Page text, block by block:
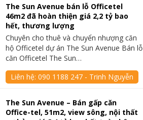
The Sun Avenue bán lỗ Officetel
46m2 đã hoàn thiện giá 2,2 tỷ bao
hết, thương lượng
Chuyên cho thuê và chuyển nhượng căn
hộ Officetel dự án The Sun Avenue Bán lỗ
căn Officetel The Sun…
Liên hệ:090 1188 247 - Trinh Nguyễn
The Sun Avenue – Bán gấp căn
Office-tel, 51m2, view sông, nội thất